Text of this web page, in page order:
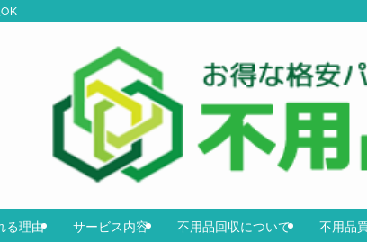
る理由 サービス内容 不用品回収について 不用品